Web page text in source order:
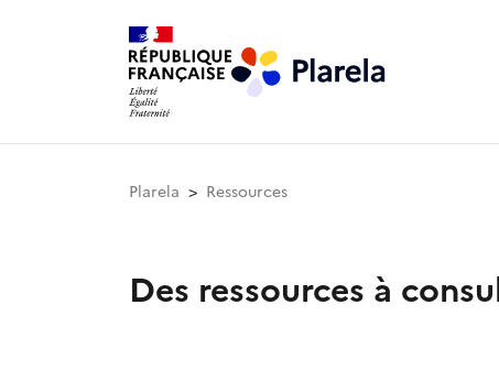
Plarela Ressources
Des ressources à